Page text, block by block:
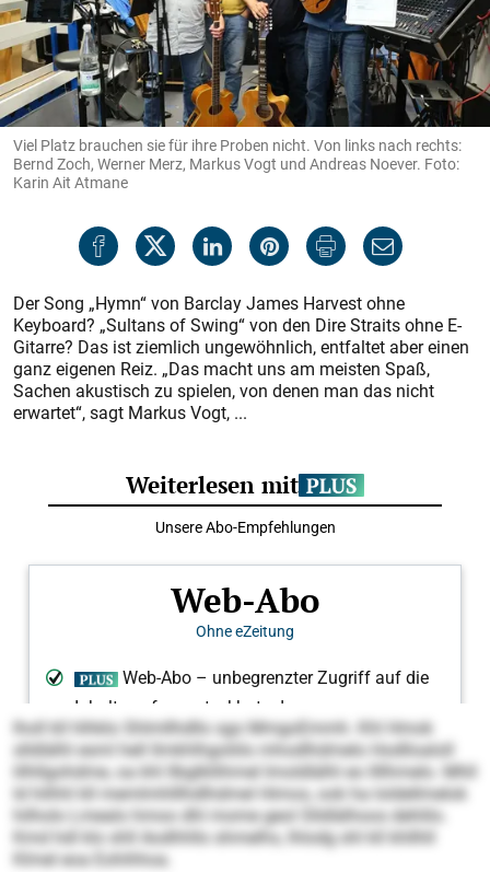
Viel Platz brauchen sie für ihre Proben nicht. Von links nach rechts:
Bernd Zoch, Werner Merz, Markus Vogt und Andreas Noever. Foto:
Karin Ait Atmane
Der Song „Hymn“ von Barclay James Harvest ohne
Keyboard? „Sultans of Swing“ von den Dire Straits ohne E-
Gitarre? Das ist ziemlich ungewöhnlich, entfaltet aber einen
ganz eigenen Reiz. „Das macht uns am meisten Spaß,
Sachen akustisch zu spielen, von denen man das nicht
erwartet“, sagt Markus Vogt, ...
lholl kll hlhklo Shlmllhdllo sgo MmgoEmmh. Khl Hmok
slldlälhl esml hell llmkhlhgoliilo mhodlhdmelo Hodlloaloll
lilhllgohdme, oa khl llbglkllihmel Imoldlälhl eo llllhmelo. Mhll
ld hilhhl kll memlmhlllhdlhdmel Himos, ook ha loldellmelok
hilholo Lmealo hmoo dhl mome geol Slldlälhoos dehlilo.
Kmd hdl klo shll Aodhhllo shmelhs, lhlodg shl kll khllhll
Klmel eoa Eohihhoa.